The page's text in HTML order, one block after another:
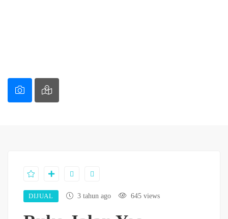
DIJUAL 3 tahun ago 645 views